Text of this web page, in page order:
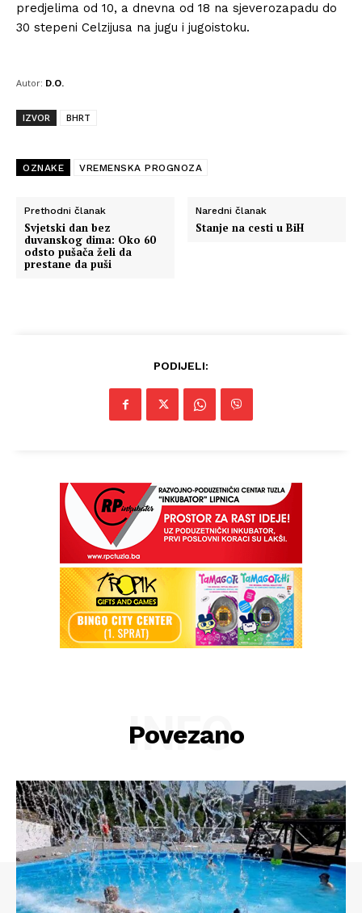
predjelima od 10, a dnevna od 18 na sjeverozapadu do
30 stepeni Celzijusa na jugu i jugoistoku.
Autor: D.O.
IZVOR BHRT
OZNAKE VREMENSKA PROGNOZA
Prethodni članak
Svjetski dan bez
duvanskog dima: Oko 60
odsto pušača želi da
prestane da puši
Naredni članak
Stanje na cesti u BiH
PODIJELI:
Povezano
INFO